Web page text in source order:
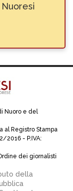
Nuoro e del
al Registro Stampa
2016 - P.IVA:
dei giornalisti
della